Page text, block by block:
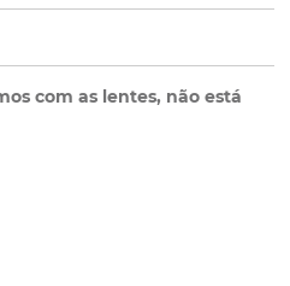
garantia completa.
Central de Ajuda.
com as lentes, não está